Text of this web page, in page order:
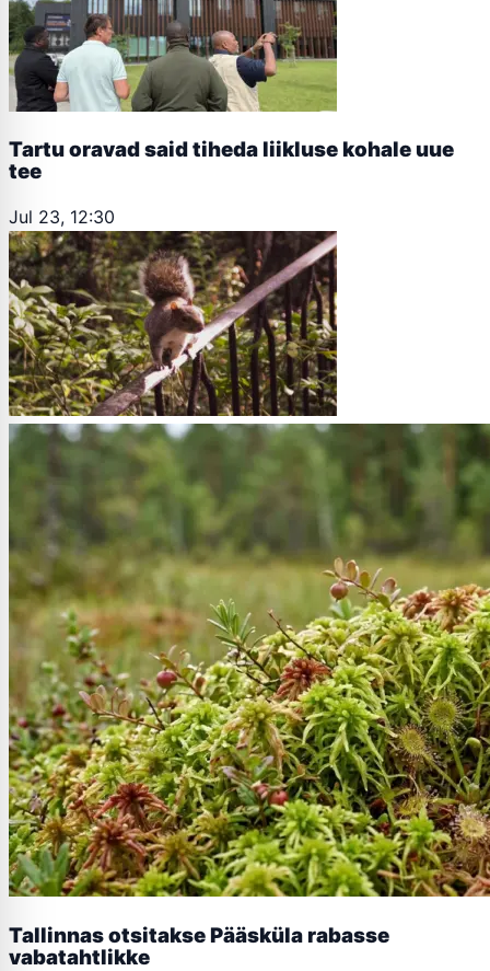
Tartu oravad said tiheda liikluse kohale uue
tee
Jul 23, 12:30
Tallinnas otsitakse Pääsküla rabasse
vabatahtlikke